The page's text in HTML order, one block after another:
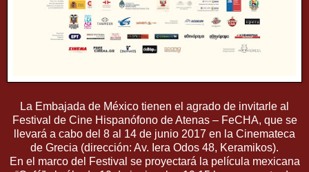
La Embajada de México tienen el agrado de invitarle al
Festival de Cine Hispanófono de Atenas – FeCHA, que se
llevará a cabo del 8 al 14 de junio 2017 en la Cinemateca
de Grecia (dirección: Av. Iera Odos 48, Keramikos).
En el marco del Festival se proyectará la película mexicana